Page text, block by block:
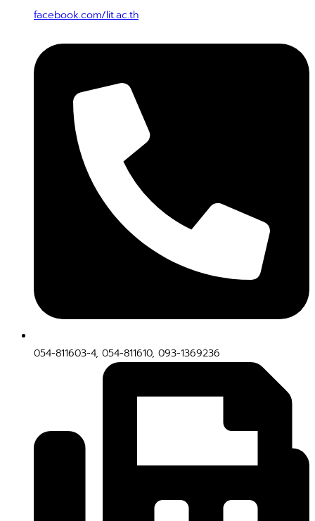
facebook.com/lit.ac.th
054-811603-4, 054-811610, 093-1369236